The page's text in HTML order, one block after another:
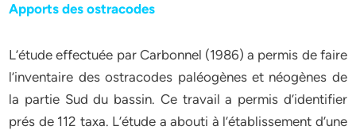
Apports des ostracodes
L’étude effectuée par Carbonnel (1986) a permis de faire
l’inventaire des ostracodes paléogènes et néogènes de
la partie Sud du bassin. Ce travail a permis d’identifier
prés de 112 taxa. L’étude a abouti à l’établissement d’une